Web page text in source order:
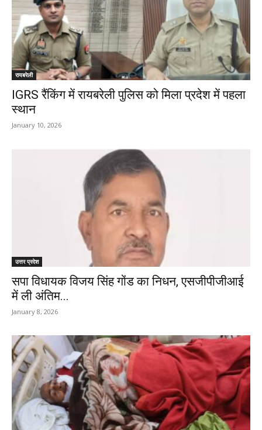
रायबरेली
IGRS रैंकिंग में रायबरेली पुलिस को मिला प्रदेश में पहला
स्थान
January 10, 2026
उत्तर प्रदेश
सपा विधायक विजय सिंह गोंड का निधन, एसजीपीजीआई
में ली अंतिम...
January 8, 2026